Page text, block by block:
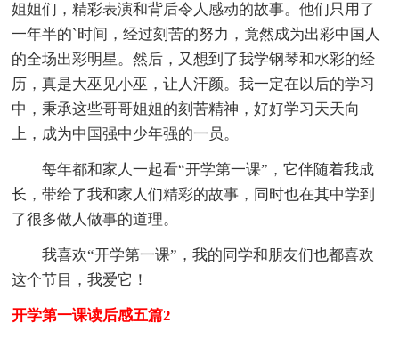
姐姐们，精彩表演和背后令人感动的故事。他们只用了
一年半的`时间，经过刻苦的努力，竟然成为出彩中国人
的全场出彩明星。然后，又想到了我学钢琴和水彩的经
历，真是大巫见小巫，让人汗颜。我一定在以后的学习
中，秉承这些哥哥姐姐的刻苦精神，好好学习天天向
上，成为中国强中少年强的一员。
每年都和家人一起看“开学第一课”，它伴随着我成
长，带给了我和家人们精彩的故事，同时也在其中学到
了很多做人做事的道理。
我喜欢“开学第一课”，我的同学和朋友们也都喜欢
这个节目，我爱它！
开学第一课读后感五篇2